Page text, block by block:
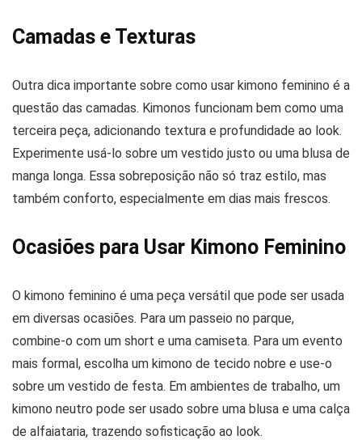
Camadas e Texturas
Outra dica importante sobre como usar kimono feminino é a
questão das camadas. Kimonos funcionam bem como uma
terceira peça, adicionando textura e profundidade ao look.
Experimente usá-lo sobre um vestido justo ou uma blusa de
manga longa. Essa sobreposição não só traz estilo, mas
também conforto, especialmente em dias mais frescos.
Ocasiões para Usar Kimono Feminino
O kimono feminino é uma peça versátil que pode ser usada
em diversas ocasiões. Para um passeio no parque,
combine-o com um short e uma camiseta. Para um evento
mais formal, escolha um kimono de tecido nobre e use-o
sobre um vestido de festa. Em ambientes de trabalho, um
kimono neutro pode ser usado sobre uma blusa e uma calça
de alfaiataria, trazendo sofisticação ao look.